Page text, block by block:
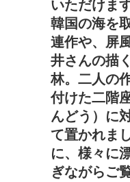
いただけま
韓国の海を
連作や、屏
井さんの描
林。二人の
付けた二階
んどう）に
て置かれま
に、様々に
ぎながらご